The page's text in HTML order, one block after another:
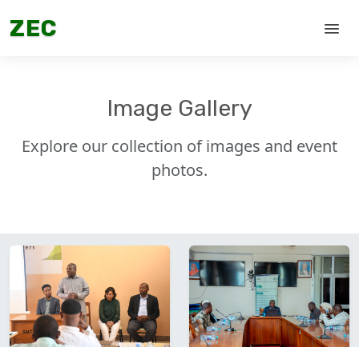
ZEC menu
Image Gallery
Explore our collection of images and event
photos.